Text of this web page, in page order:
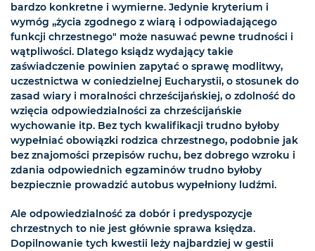
bardzo konkretne i wymierne. Jedynie kryterium i
wymóg „życia zgodnego z wiarą i odpowiadającego
funkcji chrzestnego" może nasuwać pewne trudności i
wątpliwości. Dlatego ksiądz wydający takie
zaświadczenie powinien zapytać o sprawę modlitwy,
uczestnictwa w coniedzielnej Eucharystii, o stosunek do
zasad wiary i moralności chrześcijańskiej, o zdolność do
wzięcia odpowiedzialności za chrześcijańskie
wychowanie itp. Bez tych kwalifikacji trudno byłoby
wypełniać obowiązki rodzica chrzestnego, podobnie jak
bez znajomości przepisów ruchu, bez dobrego wzroku i
zdania odpowiednich egzaminów trudno byłoby
bezpiecznie prowadzić autobus wypełniony ludźmi.
Ale odpowiedzialność za dobór i predyspozycje
chrzestnych to nie jest głównie sprawa księdza.
Dopilnowanie tych kwestii leży najbardziej w gestii